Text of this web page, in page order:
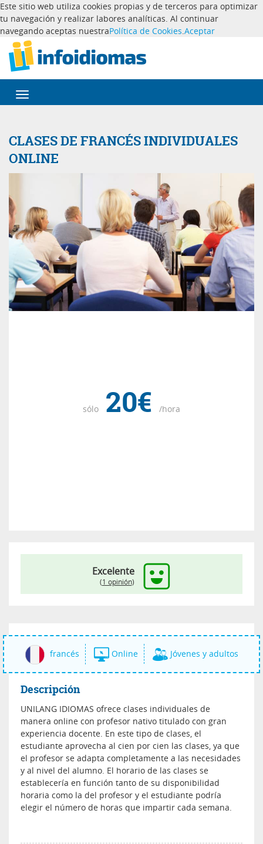
Este sitio web utiliza cookies propias y de terceros para optimizar
tu navegación y realizar labores analíticas. Al continuar
navegando aceptas nuestraPolítica de Cookies.Aceptar
Desplegar
navegación
CLASES DE FRANCÉS INDIVIDUALES
ONLINE
sólo 20€ /hora
Excelente
(1 opinión)
francés Online Jóvenes y adultos
Descripción
UNILANG IDIOMAS ofrece clases individuales de
manera online con profesor nativo titulado con gran
experiencia docente. En este tipo de clases, el
estudiante aprovecha al cien por cien las clases, ya que
el profesor se adapta completamente a las necesidades
y al nivel del alumno. El horario de las clases se
establecería en función tanto de su disponibilidad
horaria como la del profesor y el estudiante podría
elegir el número de horas que impartir cada semana.